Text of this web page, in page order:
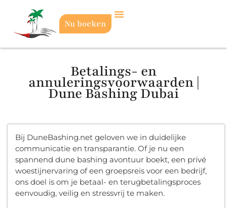
Nu boeken
Betalings- en
annuleringsvoorwaarden |
Dune Bashing Dubai
Bij DuneBashing.net geloven we in duidelijke
communicatie en transparantie. Of je nu een
spannend dune bashing avontuur boekt, een privé
woestijnervaring of een groepsreis voor een bedrijf,
ons doel is om je betaal- en terugbetalingsproces
eenvoudig, veilig en stressvrij te maken.